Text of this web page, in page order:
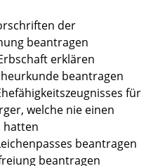
der
beantragen
erklären
beantragen
für
welche nie einen
hatten
beantragen
beantragen